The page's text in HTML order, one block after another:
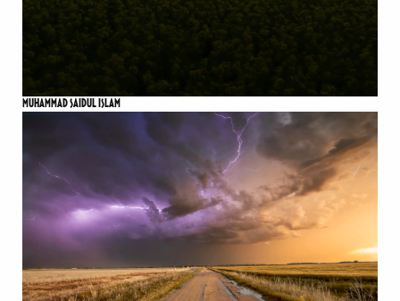
MUHAMMAD SAIDUL ISLAM